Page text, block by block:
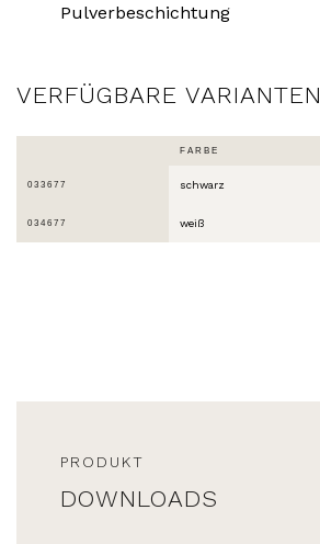
Pulverbeschichtung
VERFÜGBARE VARIANTEN
FARBE
033677 schwarz
034677 weiß
PRODUKT
DOWNLOADS